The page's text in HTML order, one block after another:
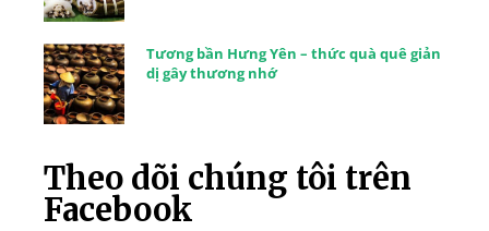
Tương bần Hưng Yên – thức quà quê giản
dị gây thương nhớ
Theo dõi chúng tôi trên
Facebook